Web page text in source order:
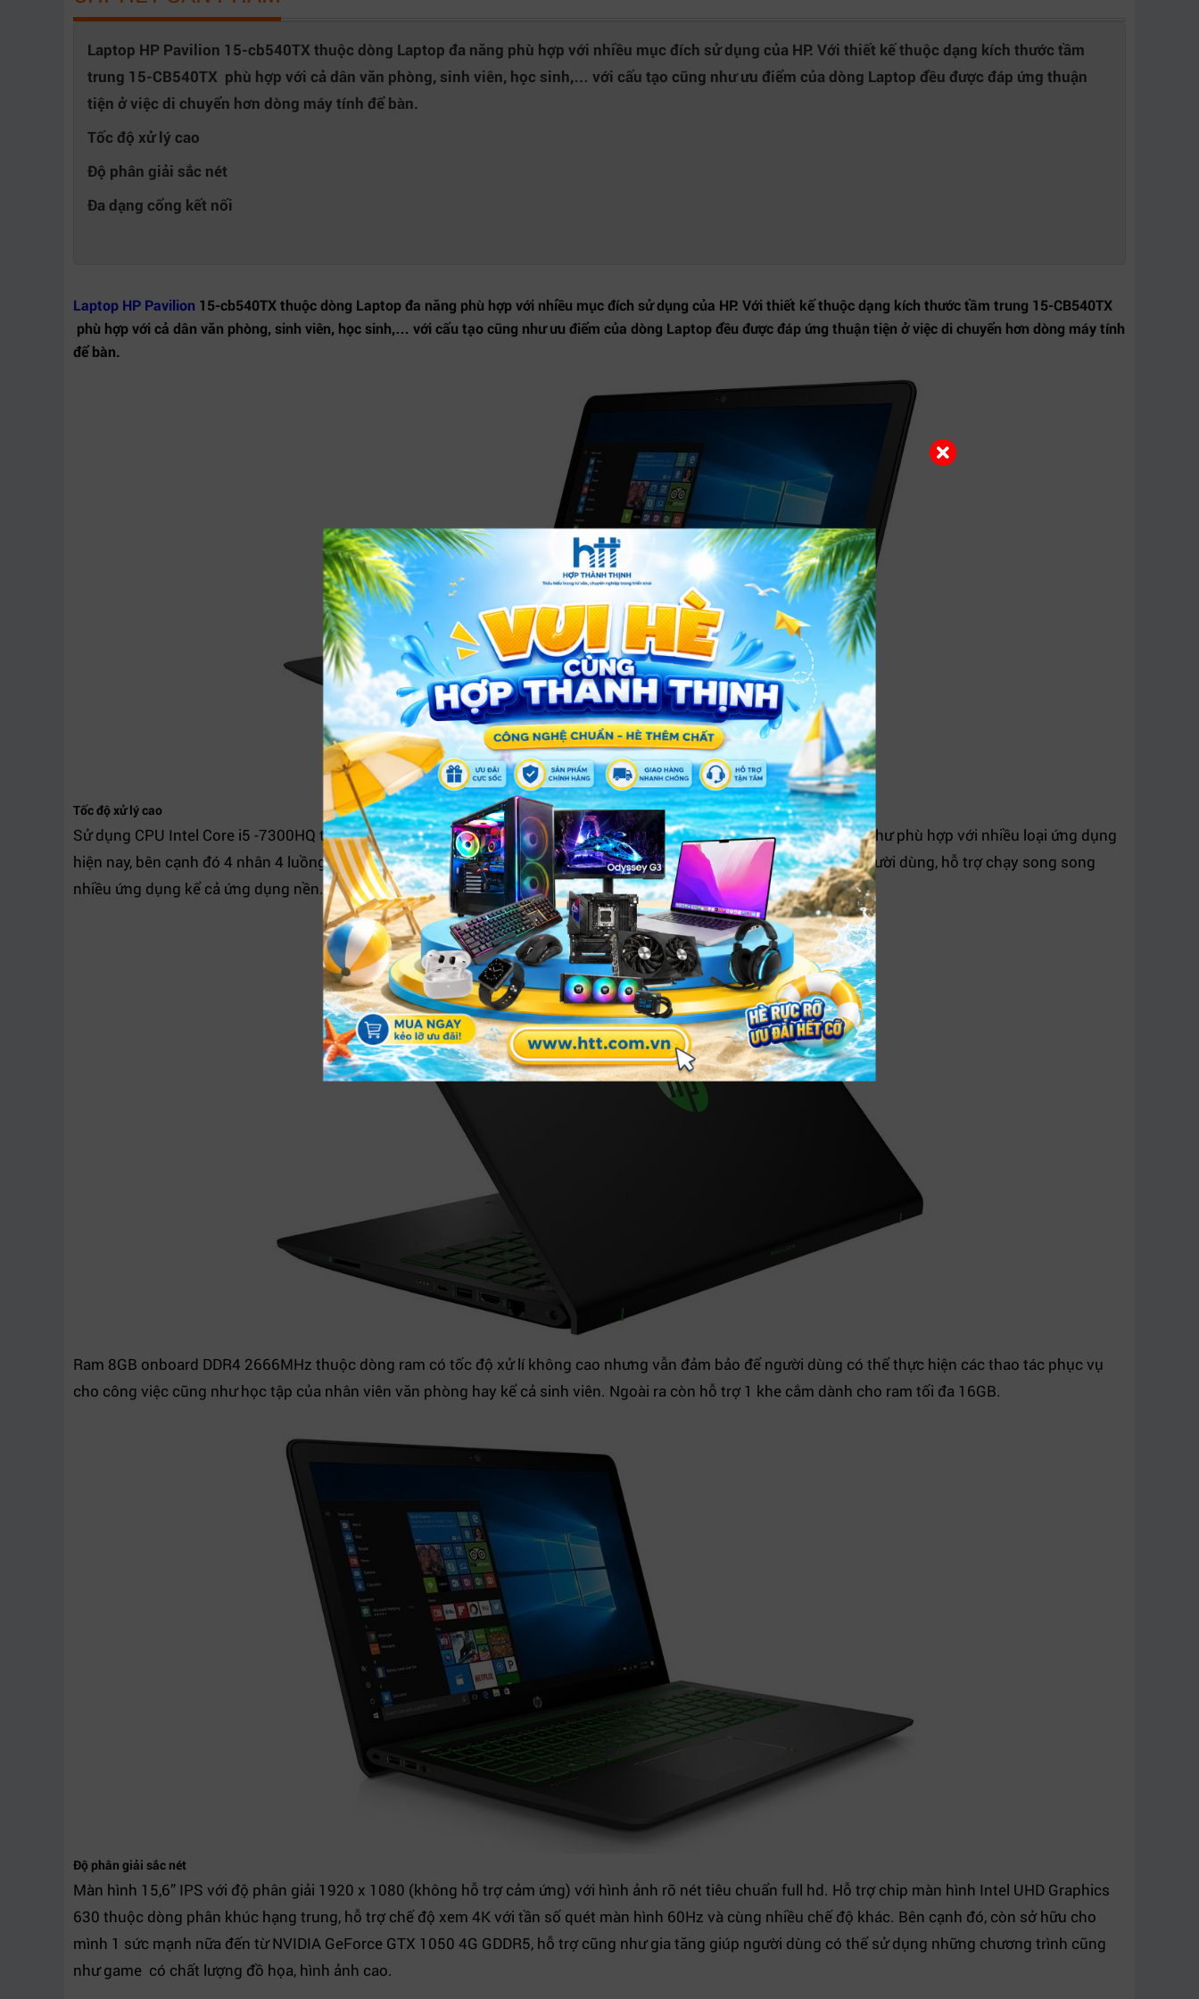
Số cổng lưu trữ tối đa 1 x 2.5" SATA , 1 x M.2 SATA/NVMe
Kiểu khe M.2 hỗ trợ
Cổng xuất hình 1 x HDMI
Cổng kết nối
Gb/s
Kết nối không dây WiFi 802.11ac , Bluetooth 4.2
Kích thước 37.8 x 25.22 x 2.41 cm
Pin
Laptop HP Pavilion 15-cb540TX thuộc dòng Laptop đa năng phù hợp với nhiều mục đích sử dụng của HP. Với thiết kế thuộc dạng kích thước tầm
trung 15-CB540TX phù hợp với cả dân văn phòng, sinh viên, học sinh,… với cấu tạo cũng như ưu điểm của dòng Laptop đều được đáp ứng thuận
tiện ở việc di chuyển hơn dòng máy tính để bàn.
Tốc độ xử lý cao
Độ phân giải sắc nét
Đa dạng cổng kết nối
Laptop HP Pavilion 15-cb540TX thuộc dòng Laptop đa năng phù hợp với nhiều mục đích sử dụng của HP. Với thiết kế thuộc dạng kích thước tầm trung 15-CB540TX
phù hợp với cả dân văn phòng, sinh viên, học sinh,… với cấu tạo cũng như ưu điểm của dòng Laptop đều được đáp ứng thuận tiện ở việc di chuyển hơn dòng máy tính
để bàn.
Tốc độ xử lý cao
Sử dụng CPU Intel Core i5 -7300HQ thuộc dòng thế hệ thứ 7 của chip core i5 sở hữu tốc độ xử lý tương đối lớn cũng như phù hợp với nhiều loại ứng dụng
hiện nay, bên cạnh đó 4 nhân 4 luồng của chip cùng nhịp xung 2.5 GHz – 3.5 GHz cũng đáp ứng được yêu cầu của người dùng, hỗ trợ chạy song song
nhiều ứng dụng kể cả ứng dụng nền.
Ram 8GB onboard DDR4 2666MHz thuộc dòng ram có tốc độ xử lí không cao nhưng vẫn đảm bảo để người dùng có thể thực hiện các thao tác phục vụ
cho công việc cũng như học tập của nhân viên văn phòng hay kể cả sinh viên. Ngoài ra còn hỗ trợ 1 khe cắm dành cho ram tối đa 16GB.
Độ phân giải sắc nét
Màn hình 15,6” IPS với độ phân giải 1920 x 1080 (không hỗ trợ cảm ứng) với hình ảnh rõ nét tiêu chuẩn full hd. Hỗ trợ chip màn hình Intel UHD Graphics
630 thuộc dòng phân khúc hạng trung, hỗ trợ chế độ xem 4K với tần số quét màn hình 60Hz và cùng nhiều chế độ khác. Bên cạnh đó, còn sở hữu cho
mình 1 sức mạnh nữa đến từ NVIDIA GeForce GTX 1050 4G GDDR5, hỗ trợ cũng như gia tăng giúp người dùng có thể sử dụng những chương trình cũng
như game có chất lượng đồ họa, hình ảnh cao.